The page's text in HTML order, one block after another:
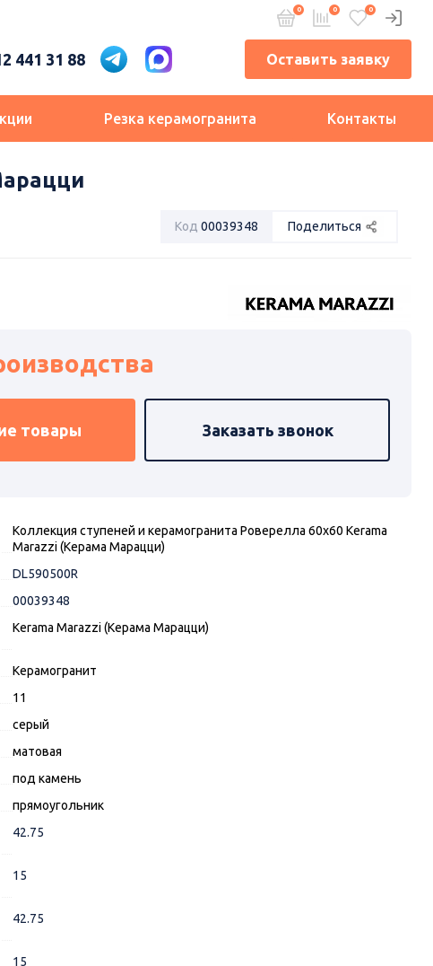
441 31 88 Оставить заявку
Резка керамогранита Контакты
Код 00039348 Поделиться
товары Заказать звонок
Коллекция ступеней и керамогранита Роверелла 60х60 Kerama
Marazzi (Керама Марацци)
DL590500R
00039348
Kerama Marazzi (Керама Марацци)
Керамогранит
11
серый
матовая
под камень
прямоугольник
42.75
15
42.75
15